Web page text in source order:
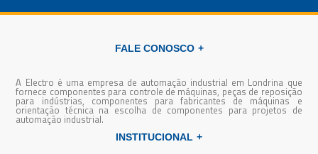
FALE CONOSCO
A Electro é uma empresa de automação industrial em Londrina que
fornece componentes para controle de máquinas, peças de reposição
para indústrias, componentes para fabricantes de máquinas e
orientação técnica na escolha de componentes para projetos de
automação industrial.
INSTITUCIONAL